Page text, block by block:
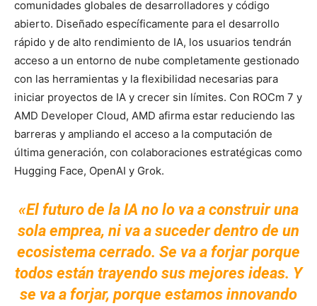
comunidades globales de desarrolladores y código
abierto. Diseñado específicamente para el desarrollo
rápido y de alto rendimiento de IA, los usuarios tendrán
acceso a un entorno de nube completamente gestionado
con las herramientas y la flexibilidad necesarias para
iniciar proyectos de IA y crecer sin límites. Con ROCm 7 y
AMD Developer Cloud, AMD afirma estar reduciendo las
barreras y ampliando el acceso a la computación de
última generación, con colaboraciones estratégicas como
Hugging Face, OpenAI y Grok.
«El futuro de la IA no lo va a construir una
sola emprea, ni va a suceder dentro de un
ecosistema cerrado. Se va a forjar porque
todos están trayendo sus mejores ideas. Y
se va a forjar, porque estamos innovando